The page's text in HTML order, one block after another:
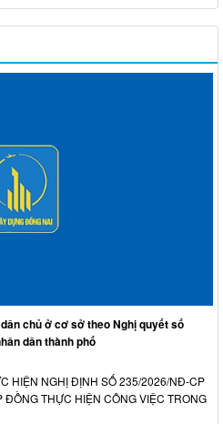
chủ ở cơ sở theo Nghị quyết số
dân thành phố
HIỆN NGHỊ ĐỊNH SỐ 235/2026/NĐ-CP
THỰC HIỆN CÔNG VIỆC TRONG